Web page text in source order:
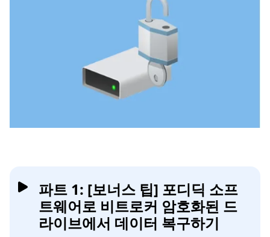
파트 1: [보너스 팁] 포디딕 소프
트웨어로 비트로커 암호화된 드
라이브에서 데이터 복구하기